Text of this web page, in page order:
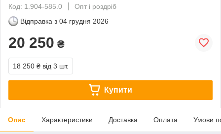
Код: 1.904-585.0
Опт і роздріб
Відправка з 04 грудня 2026
20 250 ₴
18 250 ₴ від 3 шт.
Купити
Опис Характеристики Доставка Оплата Умови